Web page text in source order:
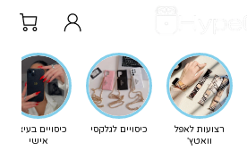
רצועות לאפל
וואטץ'
כיסויים לגלקסי
כיסויים בעיצוב
אישי